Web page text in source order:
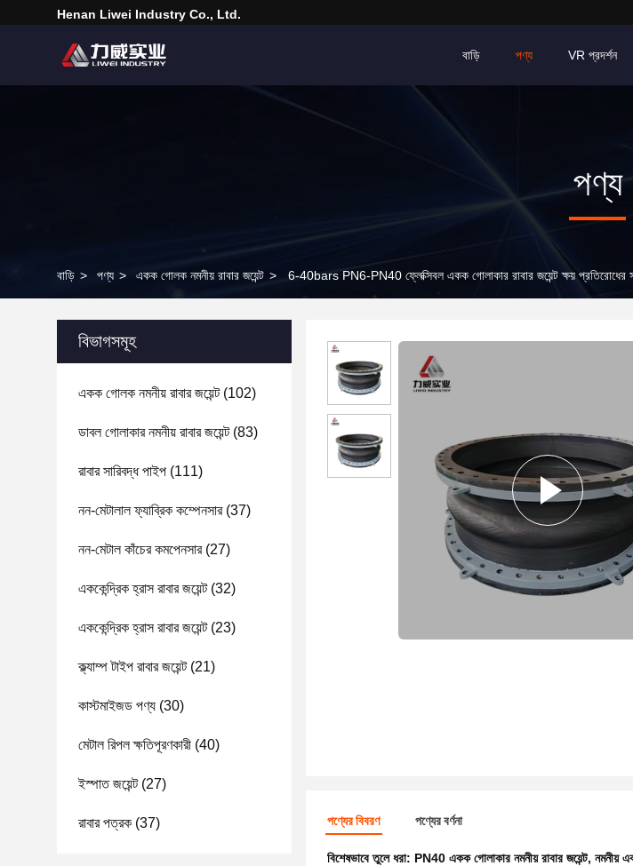
Henan Liwei Industry Co., Ltd.
বাড়ি পণ্য VR প্রদর্শন
পণ্য
বাড়ি > পণ্য > একক গোলক নমনীয় রাবার জয়েন্ট > 6-40bars PN6-PN40 ফ্লেক্সিবল একক গোলাকার রাবার জয়েন্ট ক্ষয় প্রতিরোধের
বিভাগসমূহ
একক গোলক নমনীয় রাবার জয়েন্ট(102)
ডাবল গোলাকার নমনীয় রাবার জয়েন্ট(83)
রাবার সারিবদ্ধ পাইপ (111)
নন-মেটালাল ফ্যাব্রিক কম্পেনসার(37)
নন-মেটাল কাঁচের কমপেনসার(27)
এককেন্দ্রিক হ্রাস রাবার জয়েন্ট(32)
এককেন্দ্রিক হ্রাস রাবার জয়েন্ট(23)
ক্ল্যাম্প টাইপ রাবার জয়েন্ট(21)
কাস্টমাইজড পণ্য (30)
মেটাল রিপল ক্ষতিপূরণকারী (40)
ইস্পাত জয়েন্ট(27)
রাবার পত্রক (37) পণ্যের বিবরণ পণ্যের বর্ণনা
বিশেষভাবে তুলে ধরা: PN40 একক গোলাকার নমনীয় রাবার জয়েন্ট, নমনীয়